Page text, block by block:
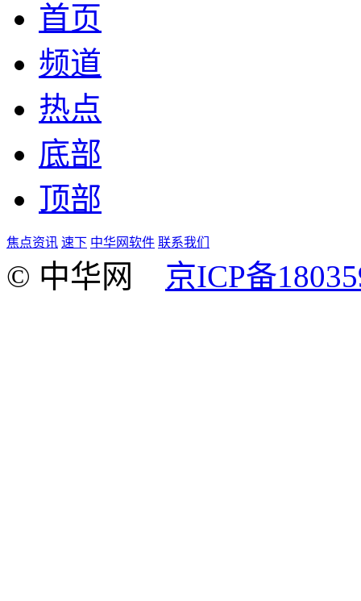
首页
频道
热点
底部
顶部
焦点资讯 速下 中华网软件 联系我们
© 中华网 京ICP备